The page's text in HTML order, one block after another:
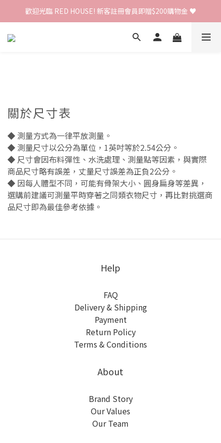
歡迎光臨 RED HOUSE! 新客註冊會員即贈$200購物金 ♥
歡迎光臨 RED HOUSE! 新客註冊會員即贈$200購物金 ♥
全館單筆訂單滿 $2000 免運 🚚
關於尺寸表
◆ 測量方式為一律平放測量。
◆ 測量尺寸以公分為單位，1英吋等於2.54公分。
◆ 尺寸會因布料彈性、水洗處理、測量點等因素，與實際
商品尺寸略有誤差，丈量尺寸誤差為正負2公分。
◆ 因每人體型不同，可能有骨架大小、圓身扁身等差異，
選購前建議可測量平時穿著之同類衣物尺寸，再比對挑選商
品尺寸即為最佳參考依據。
Help
FAQ
Delivery & Shipping
Payment
Return Policy
Terms & Conditions
About
Brand Story
Our Values
Our Team